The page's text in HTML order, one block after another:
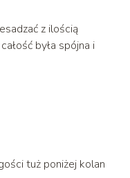
z ilością
była spójna i
tuż poniżej kolan